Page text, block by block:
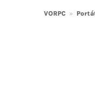
VORPC »